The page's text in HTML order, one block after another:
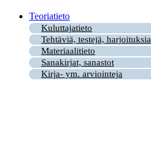
Teoriatieto
Kuluttajatieto
Tehtäviä, testejä, harjoituksia
Materiaalitieto
Sanakirjat, sanastot
Kirja- ym. arviointeja